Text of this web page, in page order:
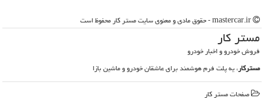
مستر كار
فروش خودرو و اخبار خودرو
مسترکار، یه پلت فرم هوشمند برای عاشقان خودرو و ماشین بازا
صفحات مستر كار